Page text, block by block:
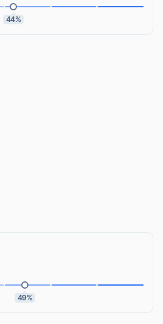
44%
49%